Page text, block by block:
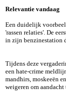
Relevantie vandaag
Een duidelijk
'rassen relaties'. De
in zijn benzinestation
Tijdens deze
een hate-crime
mandhirs, moskeeën
weigeren om aandacht